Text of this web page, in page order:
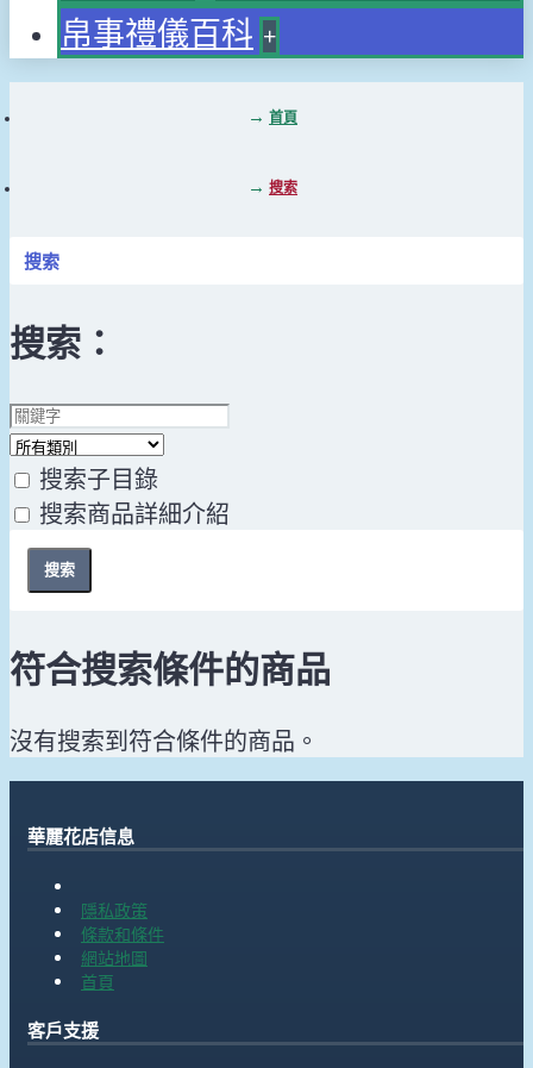
帛事禮儀百科 +
首頁
搜索
搜索
搜索：
搜索子目錄
搜索商品詳細介紹
符合搜索條件的商品
沒有搜索到符合條件的商品。
華麗花店信息
隱私政策
條款和條件
網站地圖
首頁
客戶支援